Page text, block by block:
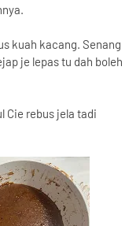
kuah kacang. Senang
je lepas tu dah boleh
Cie rebus jela tadi